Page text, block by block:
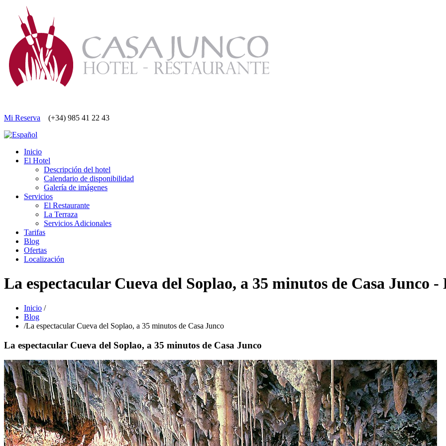
Mi Reserva (+34) 985 41 22 43
Inicio
El Hotel
Descripción del hotel
Calendario de disponibilidad
Galería de imágenes
Servicios
El Restaurante
La Terraza
Servicios Adicionales
Tarifas
Blog
Ofertas
Localización
La espectacular Cueva del Soplao, a 35 minutos de Casa Junco -
Inicio /
Blog
/La espectacular Cueva del Soplao, a 35 minutos de Casa Junco
La espectacular Cueva del Soplao, a 35 minutos de Casa Junco